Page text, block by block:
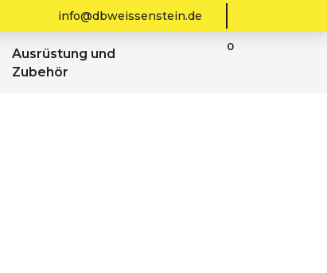
info@dbweissenstein.de
Ausrüstung und
Zubehör
0